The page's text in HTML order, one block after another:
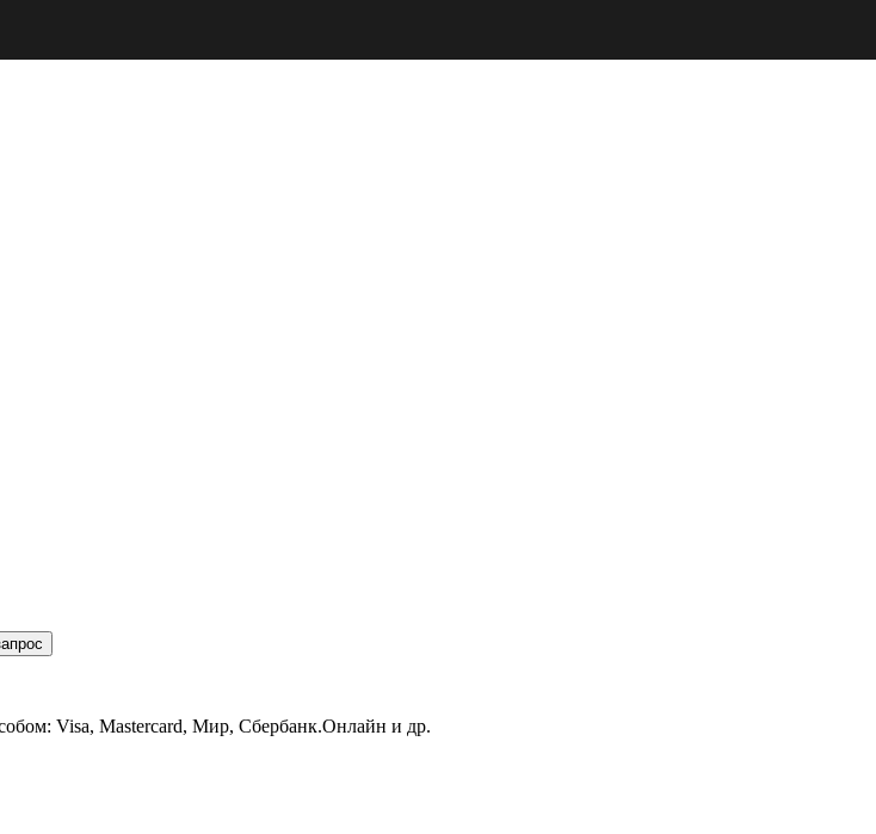
Visa, Mastercard, Мир, Сбербанк.Онлайн и др.